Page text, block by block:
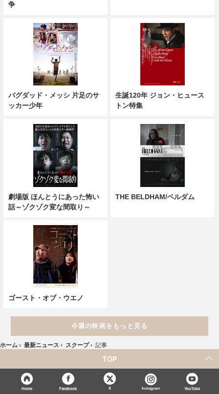
争
バグダッド・メッシ 片足のサ
ッカー少年
生誕120年 ジョン・ヒュース
トン特集
劇場版 ほんとうにあった怖い
話～ゾクゾク変な間取り～
THE BELDHAM/ベルダム
ゴースト・オブ・ウエノ
今週の映画をもっと見る
ホーム › 最新ニュース › スクープ › 記事
TOP
Home Facebook X Instagram YouTube